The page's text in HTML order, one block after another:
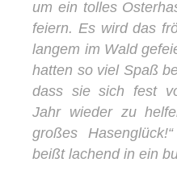
um ein tolles
feiern. Es wird das
langem im Wald
hatten so viel Spaß
dass sie sich fest
Jahr wieder zu
großes
beißt lachend in ein